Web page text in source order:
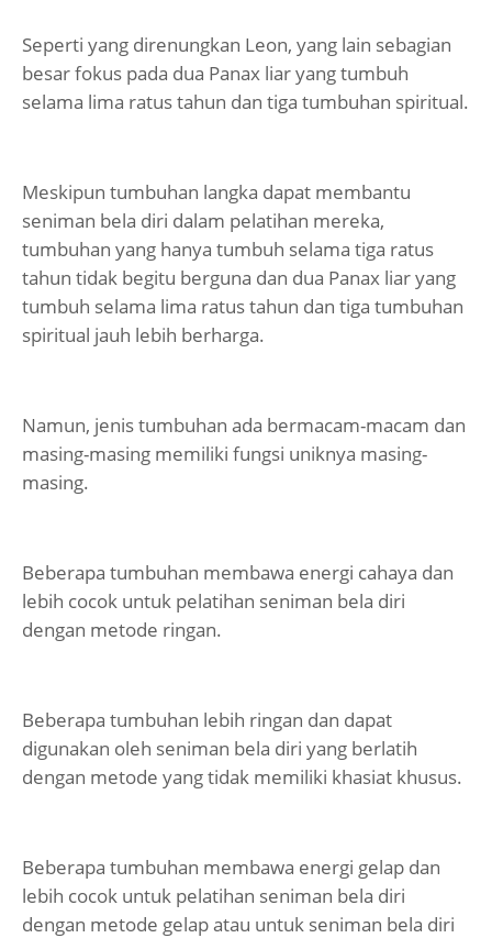
Seperti yang direnungkan Leon, yang lain sebagian
besar fokus pada dua Panax liar yang tumbuh
selama lima ratus tahun dan tiga tumbuhan spiritual.
Meskipun tumbuhan langka dapat membantu
seniman bela diri dalam pelatihan mereka,
tumbuhan yang hanya tumbuh selama tiga ratus
tahun tidak begitu berguna dan dua Panax liar yang
tumbuh selama lima ratus tahun dan tiga tumbuhan
spiritual jauh lebih berharga.
Namun, jenis tumbuhan ada bermacam-macam dan
masing-masing memiliki fungsi uniknya masing-
masing.
Beberapa tumbuhan membawa energi cahaya dan
lebih cocok untuk pelatihan seniman bela diri
dengan metode ringan.
Beberapa tumbuhan lebih ringan dan dapat
digunakan oleh seniman bela diri yang berlatih
dengan metode yang tidak memiliki khasiat khusus.
Beberapa tumbuhan membawa energi gelap dan
lebih cocok untuk pelatihan seniman bela diri
dengan metode gelap atau untuk seniman bela diri